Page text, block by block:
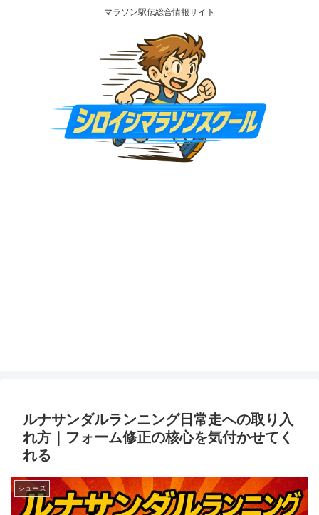
マラソン駅伝総合情報サイト
ルナサンダルランニング日常走への取り入
れ方｜フォーム修正の核心を気付かせてく
れる
シューズ